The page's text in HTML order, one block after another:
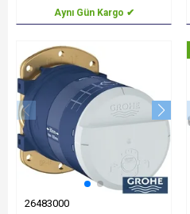
Aynı Gün Kargo ✔
26483000